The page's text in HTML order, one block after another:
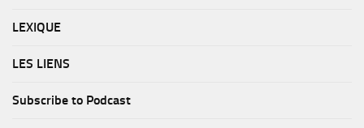
LEXIQUE
LES LIENS
Subscribe to Podcast